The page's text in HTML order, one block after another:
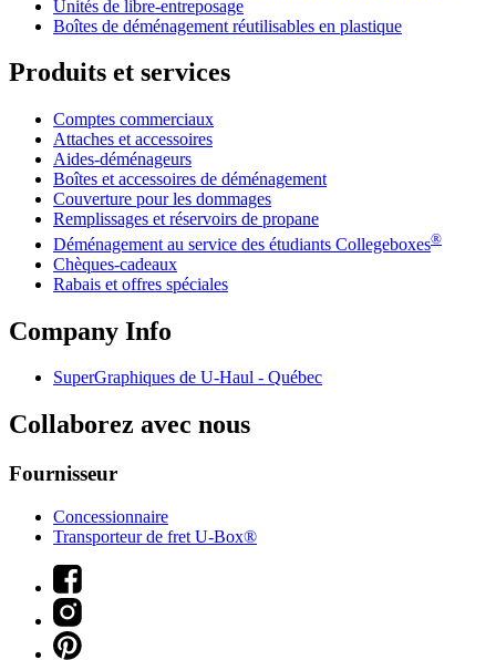
Unités de libre-entreposage
Boîtes de déménagement réutilisables en plastique
Produits et services
Comptes commerciaux
Attaches et accessoires
Aides-déménageurs
Boîtes et accessoires de déménagement
Couverture pour les dommages
Remplissages et réservoirs de propane
Déménagement au service des étudiants Collegeboxes®
Chèques-cadeaux
Rabais et offres spéciales
Company Info
SuperGraphiques de U-Haul - Québec
Collaborez avec nous
Fournisseur
Concessionnaire
Transporteur de fret U-Box®